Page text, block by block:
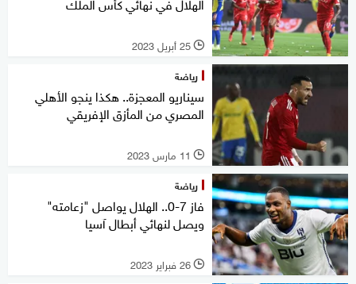
l 25 أبريل 2023
رياضة
سيناريو المعجزة.. هكذا ينجو الأهلي
المصري من المأزق الإفريقي
l 11 مارس 2023
رياضة
فاز 7-0.. الهلال يواصل "زعامته"
ويصل لنهائي أبطال آسيا
l 26 فبراير 2023